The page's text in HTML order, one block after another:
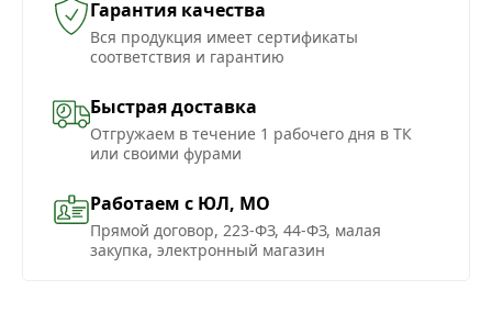
Гарантия качества
Вся продукция имеет сертификаты
соответствия и гарантию
Быстрая доставка
Отгружаем в течение 1 рабочего дня в ТК
или своими фурами
Работаем с ЮЛ, МО
Прямой договор, 223-ФЗ, 44-ФЗ, малая
закупка, электронный магазин